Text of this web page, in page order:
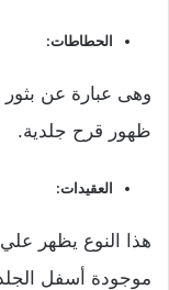
الحطاطات:
وهى عبارة عن بثور
ظهور قرح جلدية.
العقيدات:
هذا النوع يظهر
موجودة أسفل